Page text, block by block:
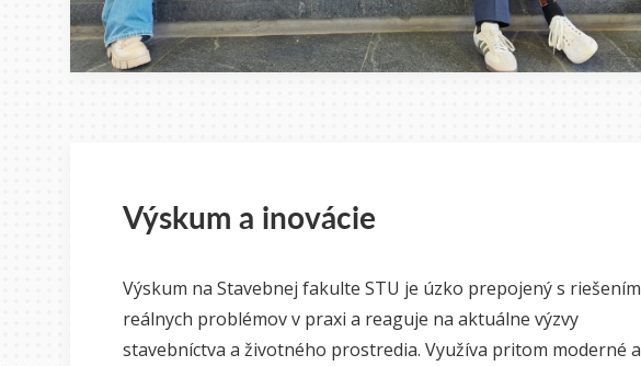
Výskum a inovácie
Výskum na Stavebnej fakulte STU je úzko prepojený s riešením
reálnych problémov v praxi a reaguje na aktuálne výzvy
stavebníctva a životného prostredia. Využíva pritom moderné a